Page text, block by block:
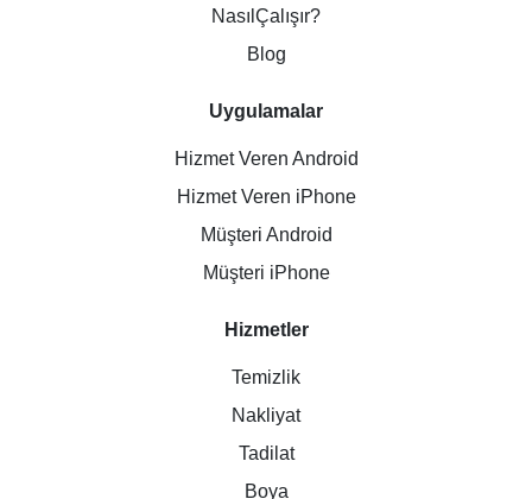
NasılÇalışır?
Blog
Uygulamalar
Hizmet Veren Android
Hizmet Veren iPhone
Müşteri Android
Müşteri iPhone
Hizmetler
Temizlik
Nakliyat
Tadilat
Boya